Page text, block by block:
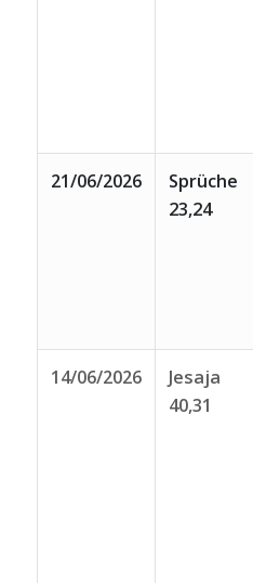
21/06/2026
Sprüche
23,24
14/06/2026
Jesaja
40,31